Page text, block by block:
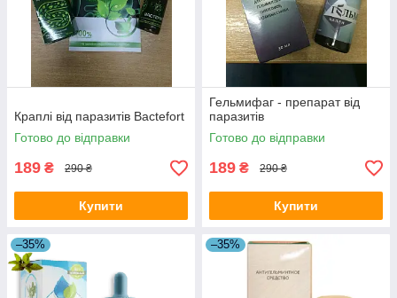
Краплі від паразитів Bactefort
Готово до відправки
189 ₴ 290 ₴
Купити
Гельмифаг - препарат від
паразитів
Готово до відправки
189 ₴ 290 ₴
Купити
–35% –35%